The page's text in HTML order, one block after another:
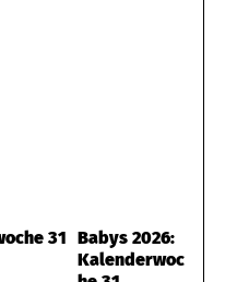
Babys 2026:
Kalenderwoc